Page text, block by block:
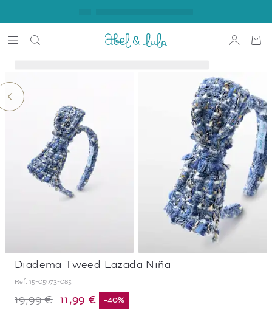
Diadema Tweed Lazada Niña
Ref. 15-05973-085
19,99 € 11,99 € -40%